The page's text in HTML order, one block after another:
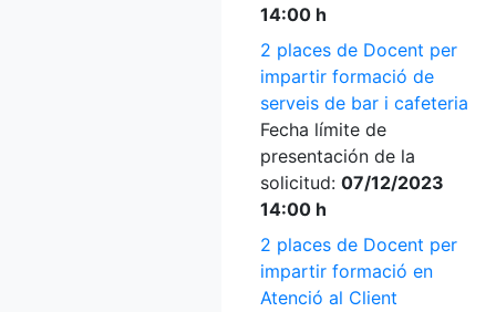
14:00 h
2 places de Docent per
impartir formació de
serveis de bar i cafeteria
Fecha límite de
presentación de la
solicitud: 07/12/2023
14:00 h
2 places de Docent per
impartir formació en
Atenció al Client